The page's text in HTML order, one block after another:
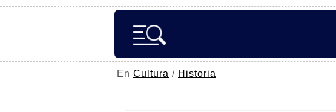
En Cultura / Historia